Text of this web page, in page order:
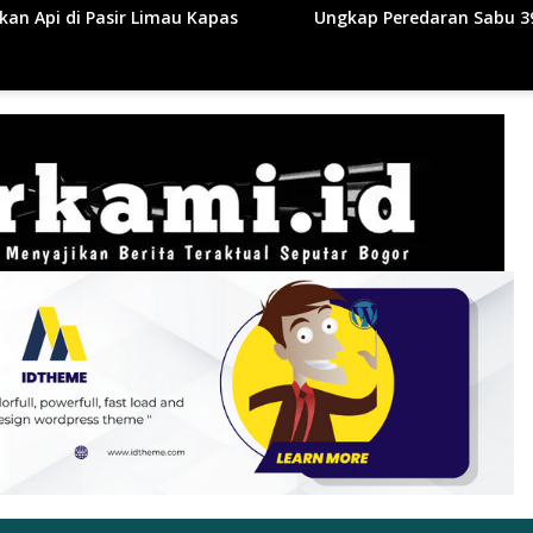
Ungkap Peredaran Sabu 39,84 Gram, Satresnarkoba